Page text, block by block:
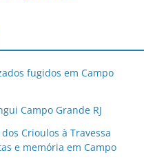
fugidos em Campo
Campo Grande RJ
Crioulos à Travessa
e memória em Campo